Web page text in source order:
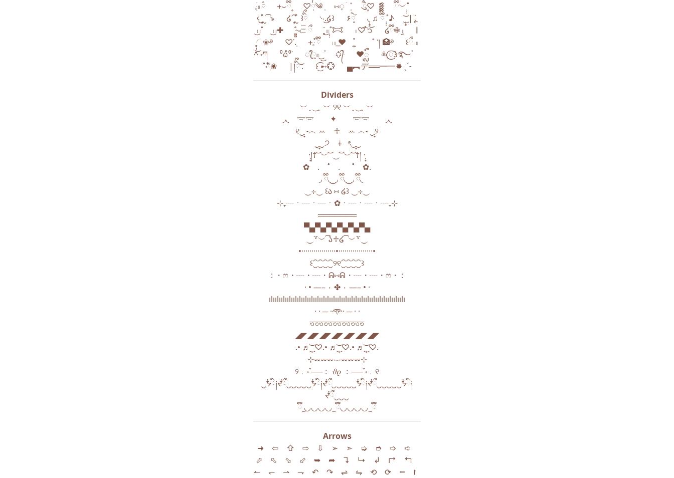
𓈒ֺּׅ𓏽ཾ ‎ ‎ ‎ ‎ ‎ ᚐ⌣ྀི۪۪ ‎ ‎ ‎ ‎ ‎ ♡݂྇༄݂ ‎ ‎ ‎ ‎ ‎ ⑅᜔ ׄ ݊ ݂ ‎ ‎ ‎ ‎ ‎ ཻུ۪۪♡ ‎ ‎ ‎ ‎ ‎ ⠀ ྀི︶˚̣̣̣ ‎ ‎ ‎ ‎ ‎
𐔌 ᩧ ຼ ͡ ৯ ‎ ‎ ‎ ‎ ‎ ໒⁀ ᩧຼ ꒱ིྀ ‎ ‎ ‎ ‎ ‎ ࿙.͜໒꒱ ‎ ‎ ‎ ‎ ‎ ۶ེ༹༷ ‎ ‎ ‎ ‎ ‎ ◟ ̣̣̥͜♫ ྀིྀིྀིྀིྀི ˚̣̣̣♪ ‎ ‎ ‎ ‎ ‎ ͜͝ ̣̣̥| ̥̈◟
͜𓏼˚‎ ‎ ‎ ‎ ‎ ͜𓏼✚ ‎ ‎ ‎ ‎ ‎ ̻̻̊⏦𓏺𓏫 ྀ ‎ ‎ ‎ ‎ ‎ ̥̈ ͜𓏼˚̣̣̣𐂯 ‎ ‎ ‎ ‎ ‎ 𓏺𓏺♡͡ ̉᭡ ‎ ‎ ‎ ‎ ‎ ໒ྀི✙ ̫𓏻 ‎ ‎ ‎ ‎ ‎ 𝄁
̥̣̣͜◜❀࿔ ‎ ‎ ‎ ‎ ‎ ♡ᣟ݂. ‎ ‎ ‎ ‎ ‎ ᚐ𓈒ּ֯݁ ྀི ‎ ‎ ‎ ‎ ‎ 𓏼 ͟♥︎⠀ ͚֯ ‎ ‎ ‎ ‎ ‎ ˚ ་། 🏥࿔ ‎ ‎ ‎ ‎ ‎ ꒰ྀ 𓏼
^ ˖ཀ ‎ ‎ ‎ ‎ ‎ ⁰ᨵᩥ⁰ᣟ݂ ‎ ‎ ‎ ‎ ‎ ꦿᩙ༷𓏼 ͜͜ ۫ ‎ ‎ ‎ ‎ ‎ 𖠪᭄ּ۫ ‎ ‎ ‎ ‎ ‎ ❤︎ᬼ ‎ ‎ ‎ ‎ ‎ ༜𑜞𑇓࿐۫ ‎ ‎ ‎ ‎ ‎
˚˖𓍢ִ໋❀ ‎ ‎ ‎ ‎ ‎ |།ིྀ ͝. ‎ ‎ ‎ ‎ ‎ ꒰ ͜͡➸💮 ‎ ‎ ‎ ‎ ‎ ▄︻デ══━一✸ ˎˊ˗
Dividers
︶ ֢ ⏝ ֢ ︶ ୨୧ ︶ ֢ ⏝ ֢ ︶
◞◟ 𓎟𓎟 ✦ 𓎟𓎟 ◞◟
୧‿̩͙ ˖︵ ꕀ⠀ ♱⠀ ꕀ ︵˖ ‿̩͙୨
‿̩͙‿੭ ∔⠀ৎ‿̩͙‿
·̩͙།† ͝ ︶ ͝ ⏝ ͝ ︶ ͝ †། ·̩͙
✿ . ˚ . ˚ ✿.
⠀ ◞ ྀི◟ ͜ ◞ ྀི◟ ͜ ◞ ྀི◟
⏝⊹⏝ㅤ ꒰ა ⑅ ໒꒱ㅤ ⏝⊹⏝
⊹₊┈ㆍ┈ㆍ┈ㆍ✿ㆍ┈ㆍ┈ㆍ┈₊⊹
═══════
▀▄▀▄▀▄▀▄▀▄▀▄
⏝꒷︶ ͡𑁬♱໒ ͡ ︶꒷⏝
•·················•·················•
꒰⁐⁐⁐⁐୨୧⁐⁐⁐⁐꒱
: ・ෆ・┈・┈・ᕱ⑅ᕱ・┈・┈・ෆ・ :
· • —– ٠ ✤ ٠ —– • ·
ılıılıılıılıılılıılıılıılıılılıılıılıılıılılıılıılıılıılılıılıılıılı
· · ─ ·𖥸· ─ · ·
তততততততততততত
◢◤◢◤◢◤◢◤◢◤◢◤◢◤
.• ♬ ͜͝ ̣̣♡.• ♬ ͜͝ ̣̣♡.• ♬ ͜͝ ̣̣♡.
⊹⏔⏔⏔𓋭⏔⏔⏔⊹
୨﹒˖˚──﹕ 𝜗𝜚 ﹕──˚˖﹒୧
‿ᖭི༏ᖫྀ‿‿‿‿‿ᖭི༏ᖫྀ‿‿‿‿‿ᖭི༏ᖫྀ‿‿‿‿‿ᖭི༏
ᖫྀ‿‿‿
ྀི ̼◡◡◡◡ ̼ ྀི◡◡◡◡ ̼ ྀི
Arrows
➜ ‎ ‎ ‎ ⇦ ‎ ‎ ‎ ⇧ ‎ ‎ ‎ ⇨ ‎ ‎ ‎ ⇩ ‎ ‎ ‎ ➢ ‎ ‎ ‎ ➣ ‎ ‎ ‎ ➭ ‎ ‎ ‎ ➮ ‎ ‎ ‎ ➩ ‎ ‎ ‎ ➪ ‎ ‎ ‎
⬀ ‎ ‎ ‎ ⬁ ‎ ‎ ‎ ⬂ ‎ ‎ ‎ ⬃ ‎ ‎ ‎ ➥ ‎ ‎ ‎ ➦ ‎ ‎ ‎ ↴ ‎ ‎ ‎ ↳ ‎ ‎ ‎ ↲ ‎ ‎ ‎ ↱ ‎ ‎ ‎ ↰ ‎ ‎ ‎
↼ ‎ ‎ ‎ ↽ ‎ ‎ ‎ ⇀ ‎ ‎ ‎ ⇁ ‎ ‎ ‎ ↶ ‎ ‎ ‎ ↷ ‎ ‎ ‎ ⇌ ‎ ‎ ‎ ⇋ ‎ ‎ ‎ ⟲ ‎ ‎ ‎ ⟳ ‎ ‎ ‎ ⭠ ‎ ‎ ‎ ⭡ ‎ ‎